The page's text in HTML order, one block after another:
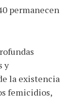
permanecen
y
la existencia
femicidios,